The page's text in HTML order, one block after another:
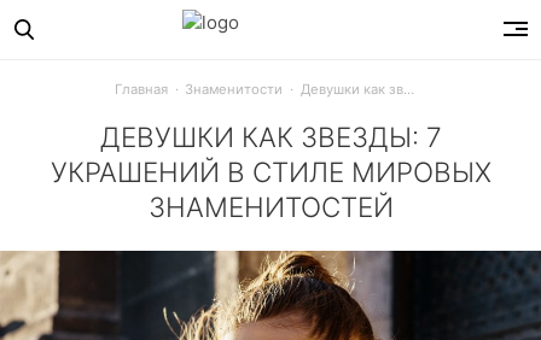
Главная Знаменитости Девушки как звезды: 7 украшений в стиле мировых знаменитостей
ДЕВУШКИ КАК ЗВЕЗДЫ: 7
УКРАШЕНИЙ В СТИЛЕ МИРОВЫХ
ЗНАМЕНИТОСТЕЙ
Какие серьги стали знаковыми для Дженнифер Лопес,